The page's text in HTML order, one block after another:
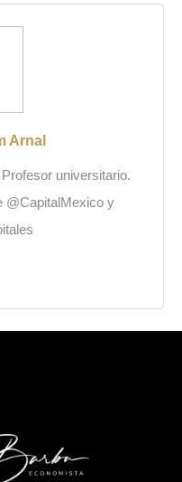
Arnal
universitario.
@CapitalMexico y